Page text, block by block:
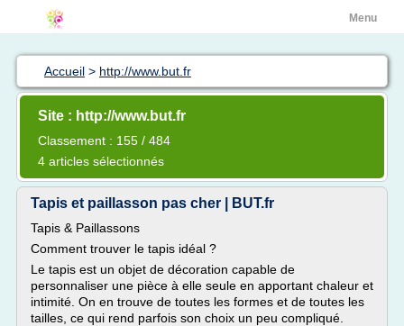
Menu
Accueil > http://www.but.fr
Site : http://www.but.fr
Classement : 155 / 484
4 articles sélectionnés
Tapis et paillasson pas cher | BUT.fr
Tapis & Paillassons
Comment trouver le tapis idéal ?
Le tapis est un objet de décoration capable de
personnaliser une pièce à elle seule en apportant chaleur et
intimité. On en trouve de toutes les formes et de toutes les
tailles, ce qui rend parfois son choix un peu compliqué.